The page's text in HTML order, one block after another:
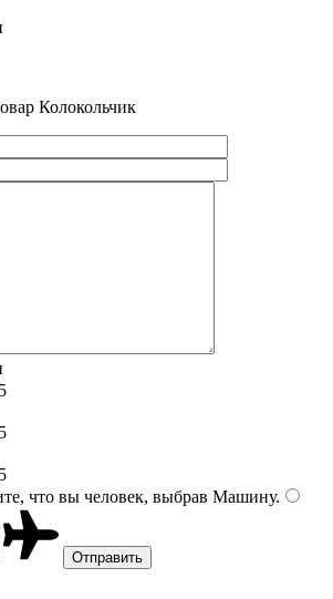
Колокольчик
5
5
5
что вы человек, выбрав Машину.